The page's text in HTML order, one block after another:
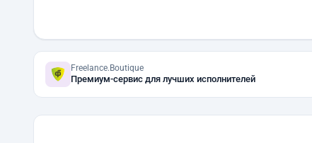
Freelance.Boutique
Премиум-сервис для лучших исполнителей